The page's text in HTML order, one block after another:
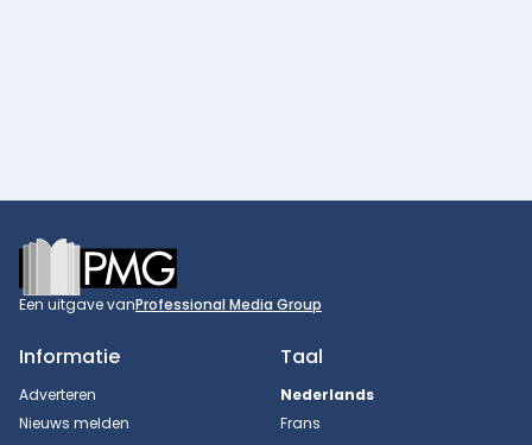
Footer
Een uitgave vanProfessional Media Group
Informatie
Adverteren
Nieuws melden
Taal
Nederlands
Frans